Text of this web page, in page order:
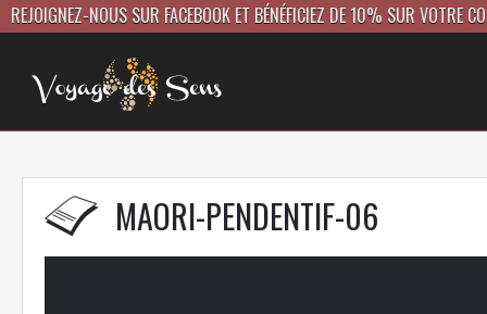
REJOIGNEZ-NOUS SUR FACEBOOK ET BÉNÉFICIEZ DE 10% SUR VOTRE
MAORI-PENDENTIF-06